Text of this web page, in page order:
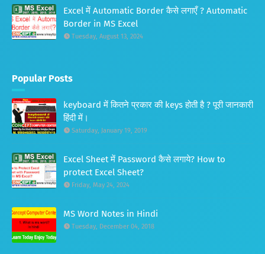
Excel में Automatic Border कैसे लगाएँ ? Automatic
Border in MS Excel
Tuesday, August 13, 2024
Popular Posts
keyboard में कितने प्रकार की keys होती है ? पूरी जानकारी
हिंदी में।
Saturday, January 19, 2019
Excel Sheet में Password कैसे लगाये? How to
protect Excel Sheet?
Friday, May 24, 2024
MS Word Notes in Hindi
Tuesday, December 04, 2018